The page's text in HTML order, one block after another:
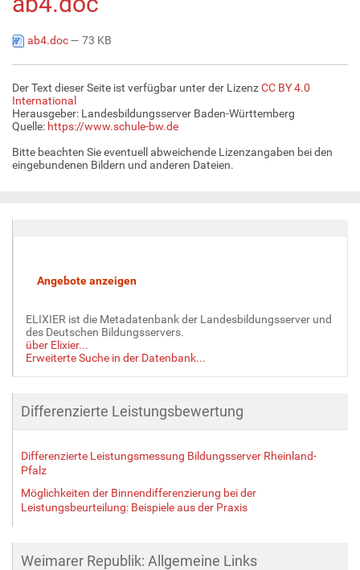
ab4.doc— 73 KB
Der Text dieser Seite ist verfügbar unter der LizenzCC BY 4.0
International
Herausgeber: Landesbildungsserver Baden-Württemberg
Quelle: https://www.schule-bw.de
Bitte beachten Sie eventuell abweichende Lizenzangaben bei den
eingebundenen Bildern und anderen Dateien.
ELIXIER ist die Metadatenbank der Landesbildungsserver und
des Deutschen Bildungsservers.
über Elixier...
Erweiterte Suche in der Datenbank...
Differenzierte Leistungsbewertung
Differenzierte Leistungsmessung Bildungsserver Rheinland-
Pfalz
Möglichkeiten der Binnendifferenzierung bei der
Leistungsbeurteilung: Beispiele aus der Praxis
Weimarer Republik: Allgemeine Links